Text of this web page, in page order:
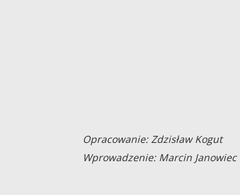
Opracowanie: Zdzisław Kogut
Wprowadzenie: Marcin Janowiec
Informujemy, że 2 maja 2025